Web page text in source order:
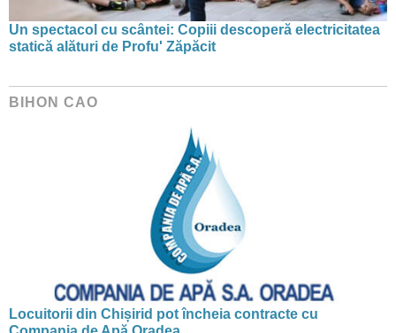
Un spectacol cu scântei: Copiii descoperă electricitatea
statică alături de Profu' Zăpăcit
BIHON CAO
Locuitorii din Chișirid pot încheia contracte cu